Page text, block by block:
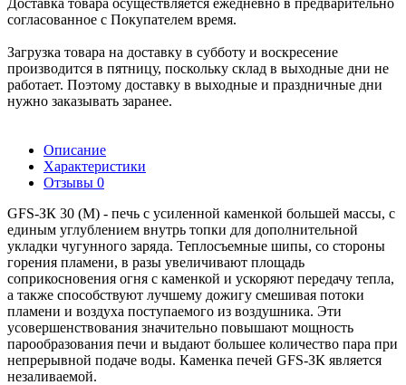
согласованное с Покупателем время.
Загрузка товара на доставку в субботу и воскресение
производится в пятницу, поскольку склад в выходные дни не
работает. Поэтому доставку в выходные и праздничные дни
нужно заказывать заранее.
Описание
Характеристики
Отзывы 0
GFS-ЗК 30 (М) - печь с усиленной каменкой большей массы, с
единым углублением внутрь топки для дополнительной
укладки чугунного заряда. Теплосъемные шипы, со стороны
горения пламени, в разы увеличивают площадь
соприкосновения огня с каменкой и ускоряют передачу тепла,
а также способствуют лучшему дожигу смешивая потоки
пламени и воздуха поступаемого из воздушника. Эти
усовершенствования значительно повышают мощность
парообразования печи и выдают большее количество пара при
непрерывной подаче воды. Каменка печей GFS-ЗК является
незаливаемой.